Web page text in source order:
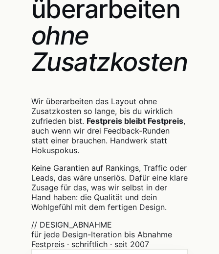
überarbeiten
ohne
Zusatzkosten
Wir überarbeiten das Layout ohne
Zusatzkosten so lange, bis du wirklich
zufrieden bist. Festpreis bleibt Festpreis,
auch wenn wir drei Feedback-Runden
statt einer brauchen. Handwerk statt
Hokuspokus.
Keine Garantien auf Rankings, Traffic oder
Leads, das wäre unseriös. Dafür eine klare
Zusage für das, was wir selbst in der
Hand haben: die Qualität und dein
Wohlgefühl mit dem fertigen Design.
// DESIGN_ABNAHME
für jede Design-Iteration bis Abnahme
Festpreis · schriftlich · seit 2007